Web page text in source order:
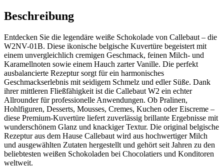
Beschreibung
Entdecken Sie die legendäre weiße Schokolade von Callebaut – die
W2NV-01B. Diese ikonische belgische Kuvertüre begeistert mit
einem unvergleichlich cremigen Geschmack, feinen Milch- und
Karamellnoten sowie einem Hauch zarter Vanille. Die perfekt
ausbalancierte Rezeptur sorgt für ein harmonisches
Geschmackserlebnis mit seidigem Schmelz und edler Süße. Dank
ihrer mittleren Fließfähigkeit ist die Callebaut W2 ein echter
Allrounder für professionelle Anwendungen. Ob Pralinen,
Hohlfiguren, Desserts, Mousses, Cremes, Kuchen oder Eiscreme –
diese Premium-Kuvertüre liefert zuverlässig brillante Ergebnisse mit
wunderschönem Glanz und knackiger Textur. Die original belgische
Rezeptur aus dem Hause Callebaut wird aus hochwertiger Milch
und ausgewählten Zutaten hergestellt und gehört seit Jahren zu den
beliebtesten weißen Schokoladen bei Chocolatiers und Konditoren
weltweit.